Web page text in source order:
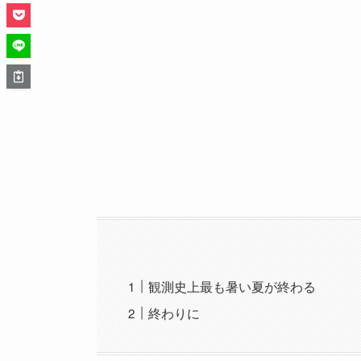
観測史上最も暑い夏が終わる
終わりに